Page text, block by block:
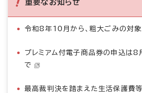
重要なお知らせ
令和8年10月から、粗大ごみの対象
プレミアム付電子商品券の申込は8
で
最高裁判決を踏まえた生活保護費